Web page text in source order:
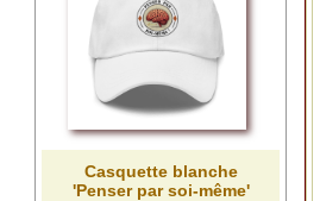
Casquette blanche
'Penser par soi-même'